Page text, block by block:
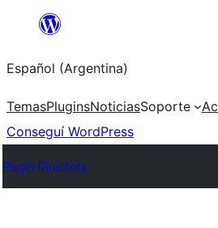
Saltar
contenido
Español (Argentina)
TemasPluginsNoticiasSoporte
Conseguí WordPress
Plugin Directory